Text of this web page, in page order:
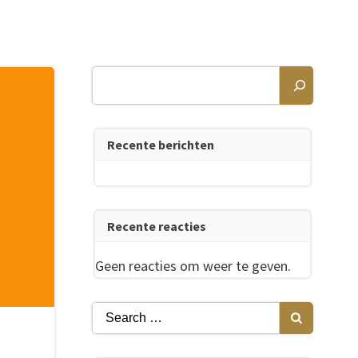
Recente berichten
Recente reacties
Geen reacties om weer te geven.
Search
for: